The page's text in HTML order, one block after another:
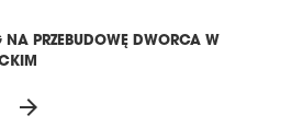
NA PRZEBUDOWĘ DWORCA W
arrow_forward